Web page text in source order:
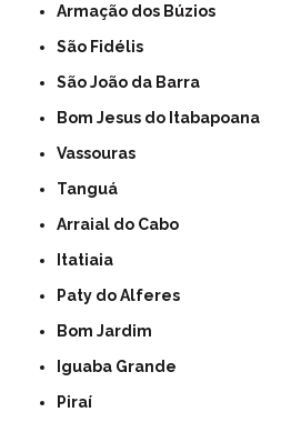
Armação dos Búzios
São Fidélis
São João da Barra
Bom Jesus do Itabapoana
Vassouras
Tanguá
Arraial do Cabo
Itatiaia
Paty do Alferes
Bom Jardim
Iguaba Grande
Piraí